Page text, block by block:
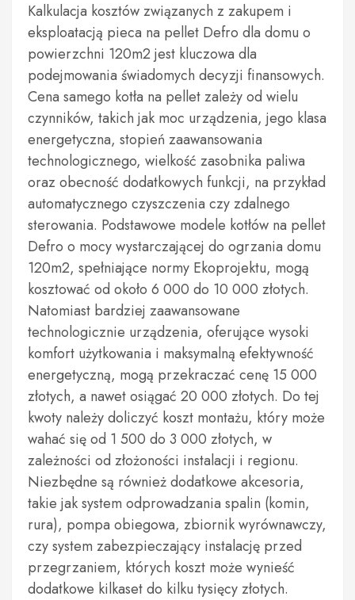
Kalkulacja kosztów związanych z zakupem i
eksploatacją pieca na pellet Defro dla domu o
powierzchni 120m2 jest kluczowa dla
podejmowania świadomych decyzji finansowych.
Cena samego kotła na pellet zależy od wielu
czynników, takich jak moc urządzenia, jego klasa
energetyczna, stopień zaawansowania
technologicznego, wielkość zasobnika paliwa
oraz obecność dodatkowych funkcji, na przykład
automatycznego czyszczenia czy zdalnego
sterowania. Podstawowe modele kotłów na pellet
Defro o mocy wystarczającej do ogrzania domu
120m2, spełniające normy Ekoprojektu, mogą
kosztować od około 6 000 do 10 000 złotych.
Natomiast bardziej zaawansowane
technologicznie urządzenia, oferujące wysoki
komfort użytkowania i maksymalną efektywność
energetyczną, mogą przekraczać cenę 15 000
złotych, a nawet osiągać 20 000 złotych. Do tej
kwoty należy doliczyć koszt montażu, który może
wahać się od 1 500 do 3 000 złotych, w
zależności od złożoności instalacji i regionu.
Niezbędne są również dodatkowe akcesoria,
takie jak system odprowadzania spalin (komin,
rura), pompa obiegowa, zbiornik wyrównawczy,
czy system zabezpieczający instalację przed
przegrzaniem, których koszt może wynieść
dodatkowe kilkaset do kilku tysięcy złotych.